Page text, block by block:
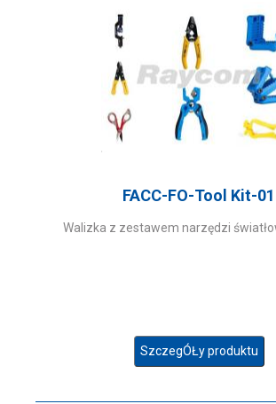
FACC-FO-Tool Kit-01
Walizka z zestawem narzędzi
SzczegÓŁy produktu